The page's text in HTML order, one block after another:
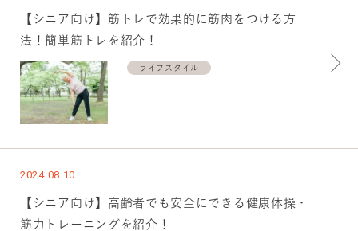
【シニア向け】筋トレで効果的に筋肉をつける方
法！簡単筋トレを紹介！
ライフスタイル
2024.08.10
【シニア向け】高齢者でも安全にできる健康体操・
筋力トレーニングを紹介！